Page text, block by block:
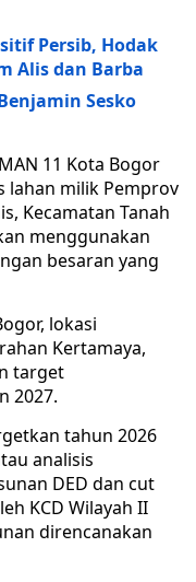
Persib, Hodak
Alis dan Barba
Sesko
11 Kota Bogor
lahan milik Pemprov
Kecamatan Tanah
menggunakan
besaran yang
lokasi
Kertamaya,
target
2027.
tahun 2026
analisis
DED dan cut
KCD Wilayah II
direncanakan